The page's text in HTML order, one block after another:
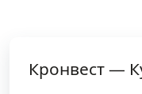
Кронвест —